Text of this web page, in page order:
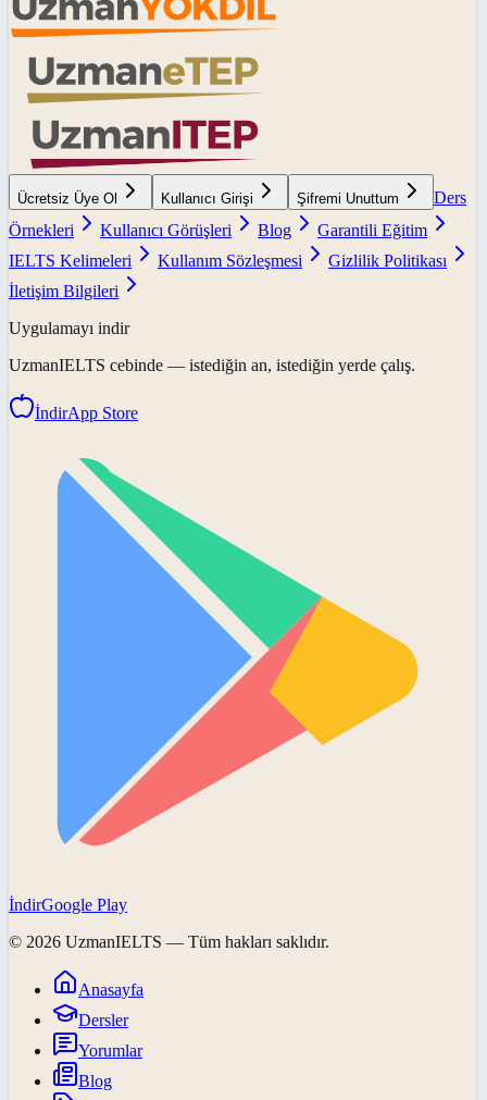
Ücretsiz Üye Ol Kullanıcı Girişi Şifremi Unuttum
Ders
Örnekleri
Kullanıcı Görüşleri Blog
Garantili Eğitim
IELTS Kelimeleri
Kullanım Sözleşmesi
Gizlilik Politikası
İletişim Bilgileri
Uygulamayı indir
UzmanIELTS cebinde — istediğin an, istediğin yerde çalış.
İndirApp Store
İndirGoogle Play
© 2026 UzmanIELTS — Tüm hakları saklıdır.
Anasayfa
Dersler
Yorumlar
Blog